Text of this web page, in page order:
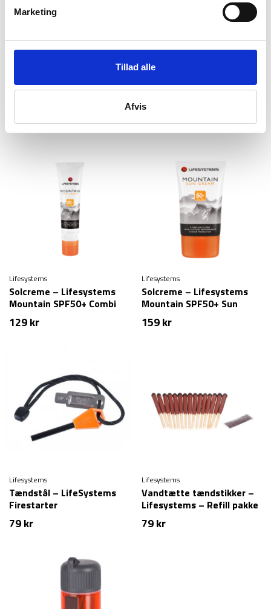
Marketing
Tillad alle
Afvis
Nødshelter – Lifesystems
559kr
Solcreme – Lifesystems
Mountain SPF30 Sun Stick
– 10 ml
49kr
Lifesystems
Solcreme – Lifesystems
Mountain SPF50+ Combi
Stick – 20 ml
129kr
Lifesystems
Solcreme – Lifesystems
Mountain SPF50+ Sun
Cream – 100 ml
159kr
Lifesystems
Tændstål – LifeSystems
Firestarter
79kr
Lifesystems
Vandtætte tændstikker –
Lifesystems – Refill pakke
– 15-stk
79kr